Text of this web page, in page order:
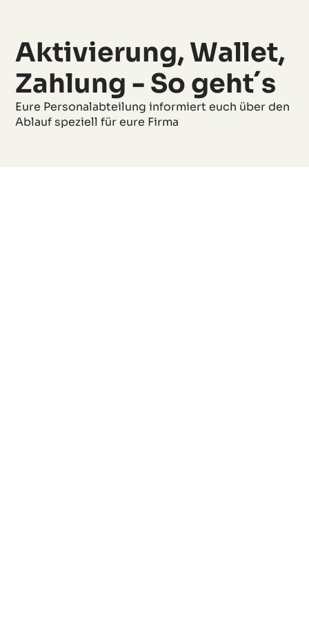
Aktivierung, Wallet,
Zahlung - So geht´s
Eure Personalabteilung informiert euch über den
Ablauf speziell für eure Firma